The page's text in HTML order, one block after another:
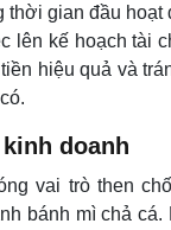
thời gian đầu hoạt
lên kế hoạch tài
hiệu quả và
doanh
vai trò then
bánh mì chả